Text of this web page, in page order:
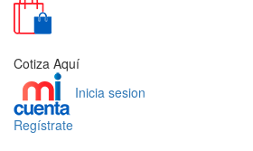
Cotiza Aquí
Inicia sesion
Regístrate